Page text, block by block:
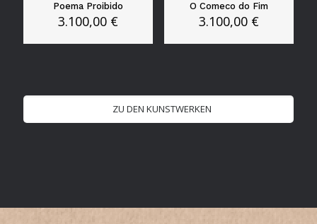
Poema Proibido
3.100,00 €
O Comeco do Fim
3.100,00 €
ZU DEN KUNSTWERKEN